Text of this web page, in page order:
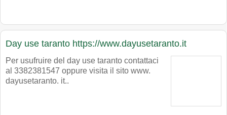
Day use taranto https://www.dayusetaranto.it
Per usufruire del day use taranto contattaci
al 3382381547 oppure visita il sito www.
dayusetaranto. it..